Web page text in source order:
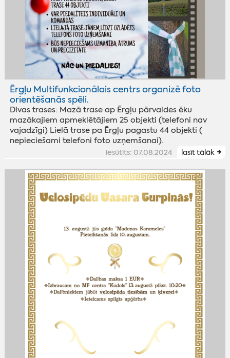
Ērgļu Multifunkcionālais centrs organizē foto
orientēšanās spēli.
Divas trases: Mazā trase ap Ērgļu pārvaldes ēku
mazākajiem apmeklētājiem 25 objekti (telefoni nav
vajadzīgi) Lielā trase pa Ērgļu pagastu 44 objekti (
nepieciešami telefoni foto uzņemšanai).
iesūtīts: 07.08.2024 lasīt tālāk